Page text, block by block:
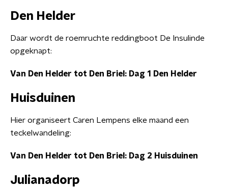
Den Helder
Daar wordt de roemruchte reddingboot De Insulinde
opgeknapt:
Van Den Helder tot Den Briel: Dag 1 Den Helder
Huisduinen
Hier organiseert Caren Lempens elke maand een
teckelwandeling:
Van Den Helder tot Den Briel: Dag 2 Huisduinen
Julianadorp